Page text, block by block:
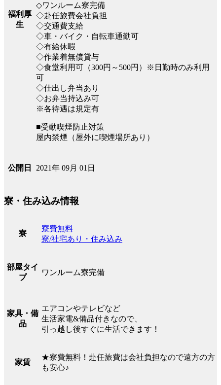
福利厚
生
◇ワンルーム寮完備
◇赴任旅費会社負担
◇交通費支給
◇車・バイク・自転車通勤可
◇有給休暇
◇作業着無償貸与
◇食堂利用可（300円～500円）※日勤時のみ利用
可
◇仕出し弁当あり
◇お弁当持込み可
※各待遇は規定有
■受動喫煙防止対策
屋内禁煙（屋外に喫煙場所あり）
公開日 2021年 09月 01日
寮・住み込み情報
寮
寮費無料
寮/社宅あり・住み込み
部屋タイ
プ
ワンルーム寮完備
家具・備
品
エアコンやテレビなど
生活家電&備品付きなので、
引っ越し後すぐに生活できます！
家賃
★寮費無料！赴任旅費は会社負担なので遠方の方
も安心♪